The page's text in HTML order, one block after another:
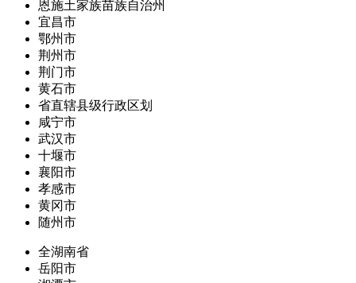
恩施土家族苗族自治州
宜昌市
鄂州市
荆州市
荆门市
黄石市
省直辖县级行政区划
咸宁市
武汉市
十堰市
襄阳市
孝感市
黄冈市
随州市
全湖南省
岳阳市